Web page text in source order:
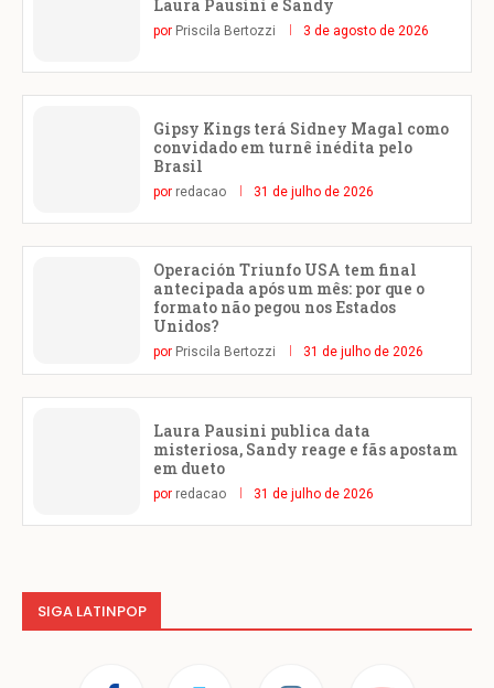
Laura Pausini e Sandy
por Priscila Bertozzi 3 de agosto de 2026
Gipsy Kings terá Sidney Magal como
convidado em turnê inédita pelo
Brasil
por redacao 31 de julho de 2026
Operación Triunfo USA tem final
antecipada após um mês: por que o
formato não pegou nos Estados
Unidos?
por Priscila Bertozzi 31 de julho de 2026
Laura Pausini publica data
misteriosa, Sandy reage e fãs apostam
em dueto
por redacao 31 de julho de 2026
SIGA LATINPOP